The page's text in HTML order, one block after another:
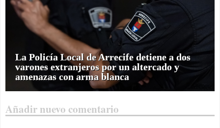
La Policía Local de Arrecife detiene a dos
varones extranjeros por un altercado y
amenazas con arma blanca
Añadir nuevo comentario